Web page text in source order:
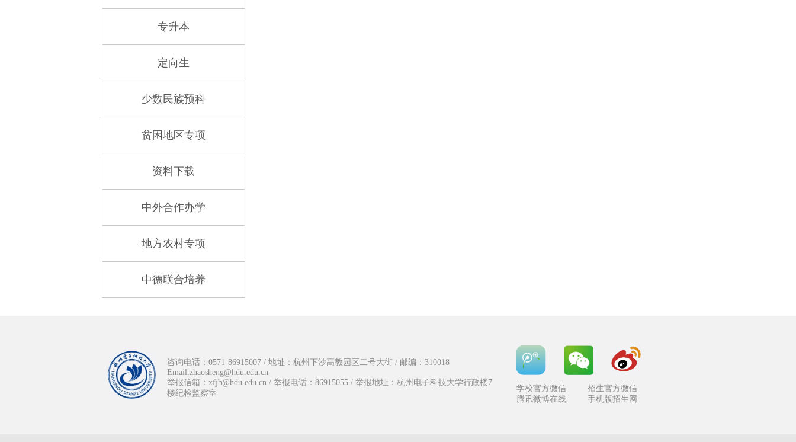
专升本
定向生
少数民族预科
贫困地区专项
资料下载
中外合作办学
地方农村专项
中德联合培养
咨询电话：0571-86915007 / 地址：杭州下沙高教园区二号大街 / 邮编：310018
Email:zhaosheng@hdu.edu.cn
举报信箱：xfjb@hdu.edu.cn / 举报电话：86915055 / 举报地址：杭州电子科技大学行政楼7
楼纪检监察室
学校官方微信
招生官方微信
腾讯微博在线
手机版招生网